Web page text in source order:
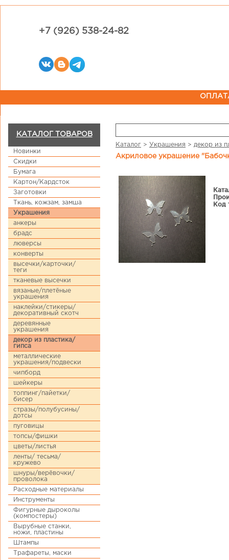
+7 (926) 538-24-82
КАТАЛОГ ТОВАРОВ
Новинки
Скидки
Бумага
Картон/Кардсток
Заготовки
Ткань, кожзам, замша
Украшения
анкеры
брадс
люверсы
конверты
высечки/карточки/
теги
тканевые высечки
вязаные/плетёные
украшения
наклейки/стикеры/
декоративный скотч
деревянные
украшения
декор из пластика/
гипса
металлические
украшения/подвески
чипборд
шейкеры
топпинг/пайетки/
бисер
стразы/полубусины/
дотсы
пуговицы
топсы/фишки
цветы/листья
ленты/ тесьма/
кружево
шнуры/верёвочки/
проволока
Расходные материалы
Инструменты
Фигурные дыроколы
(компостеры)
Вырубные станки,
ножи, пластины
Штампы
Трафареты, маски
Каталог > Украшения > декор из
Акриловое украшение
Код